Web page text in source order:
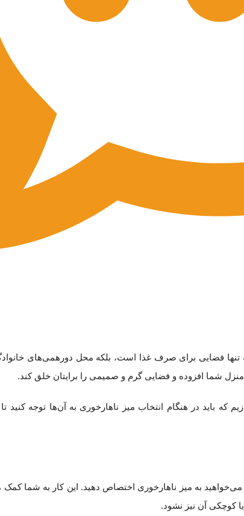
تنها فضایی برای صرف غذا است، بلکه محل دورهمی‌های
شما افزوده و فضایی گرم و صمیمی را برایتان خلق کند.
باید در هنگام انتخاب میز ناهارخوری به آن‌ها توجه کنید تا
به میز ناهارخوری اختصاص دهید. این کار به شما کمک
کوچکی آن نیز نشود.